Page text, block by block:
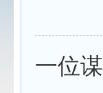
一位